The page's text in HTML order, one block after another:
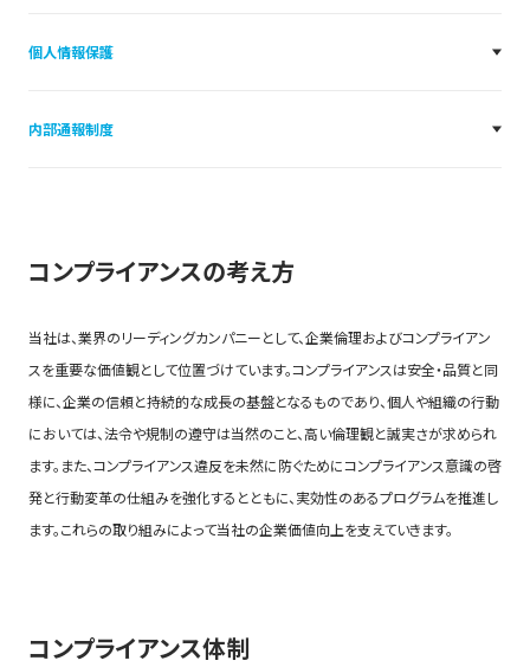
個人情報保護
内部通報制度
コンプライアンスの考え方
当社は、業界のリーディングカンパニーとして、企業倫理およびコンプライアン
スを重要な価値観として位置づけています。コンプライアンスは安全・品質と同
様に、企業の信頼と持続的な成長の基盤となるものであり、個人や組織の行動
においては、法令や規制の遵守は当然のこと、高い倫理観と誠実さが求められ
ます。また、コンプライアンス違反を未然に防ぐためにコンプライアンス意識の啓
発と行動変革の仕組みを強化するとともに、実効性のあるプログラムを推進し
ます。これらの取り組みによって当社の企業価値向上を支えていきます。
コンプライアンス体制